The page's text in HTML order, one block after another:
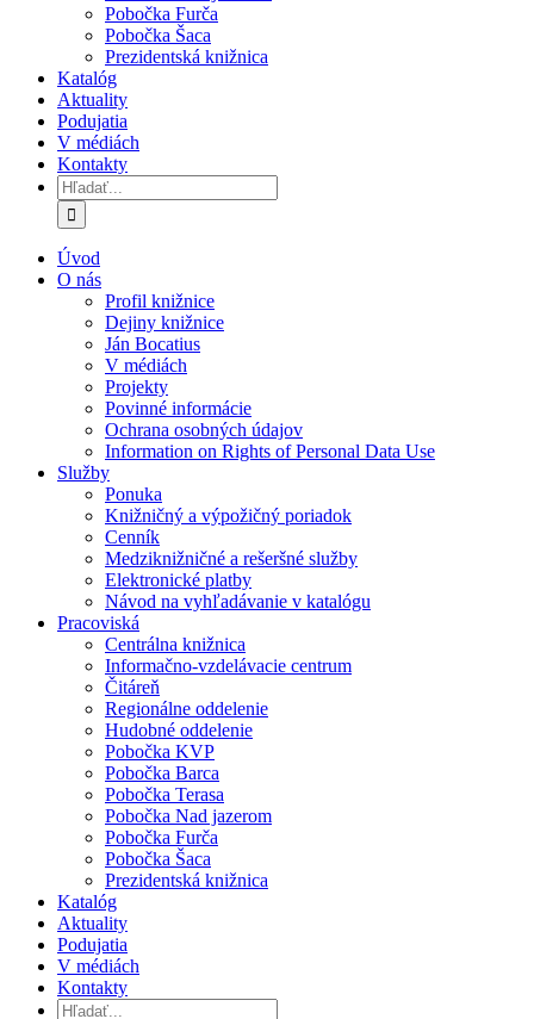
Pobočka Furča
Pobočka Šaca
Prezidentská knižnica
Katalóg
Aktuality
Podujatia
V médiách
Kontakty
Hľadať:
Úvod
O nás
Profil knižnice
Dejiny knižnice
Ján Bocatius
V médiách
Projekty
Povinné informácie
Ochrana osobných údajov
Information on Rights of Personal Data Use
Služby
Ponuka
Knižničný a výpožičný poriadok
Cenník
Medziknižničné a rešeršné služby
Elektronické platby
Návod na vyhľadávanie v katalógu
Pracoviská
Centrálna knižnica
Informačno-vzdelávacie centrum
Čitáreň
Regionálne oddelenie
Hudobné oddelenie
Pobočka KVP
Pobočka Barca
Pobočka Terasa
Pobočka Nad jazerom
Pobočka Furča
Pobočka Šaca
Prezidentská knižnica
Katalóg
Aktuality
Podujatia
V médiách
Kontakty
Hľadať: